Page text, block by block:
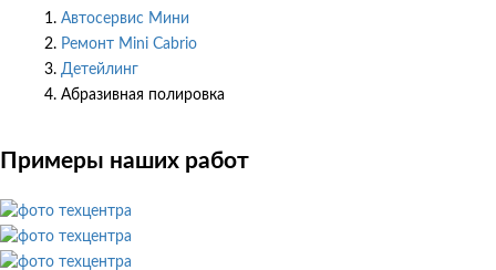
Автосервис Мини
Ремонт Mini Cabrio
Детейлинг
Абразивная полировка
Примеры наших работ